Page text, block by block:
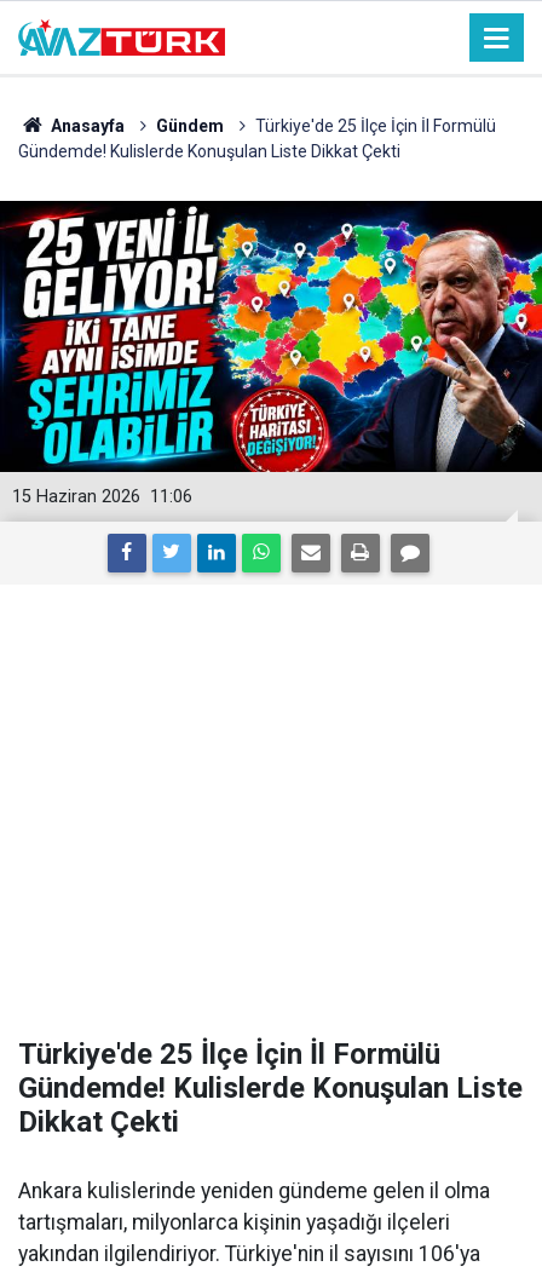
Anasayfa Gündem
Türkiye'de 25 İlçe İçin İl Formülü
Gündemde! Kulislerde Konuşulan Liste Dikkat Çekti
11:06
15 Haziran 2026
Türkiye'de 25 İlçe İçin İl Formülü
Gündemde! Kulislerde Konuşulan Liste
Dikkat Çekti
Ankara kulislerinde yeniden gündeme gelen il olma
tartışmaları, milyonlarca kişinin yaşadığı ilçeleri
yakından ilgilendiriyor. Türkiye'nin il sayısını 106'ya